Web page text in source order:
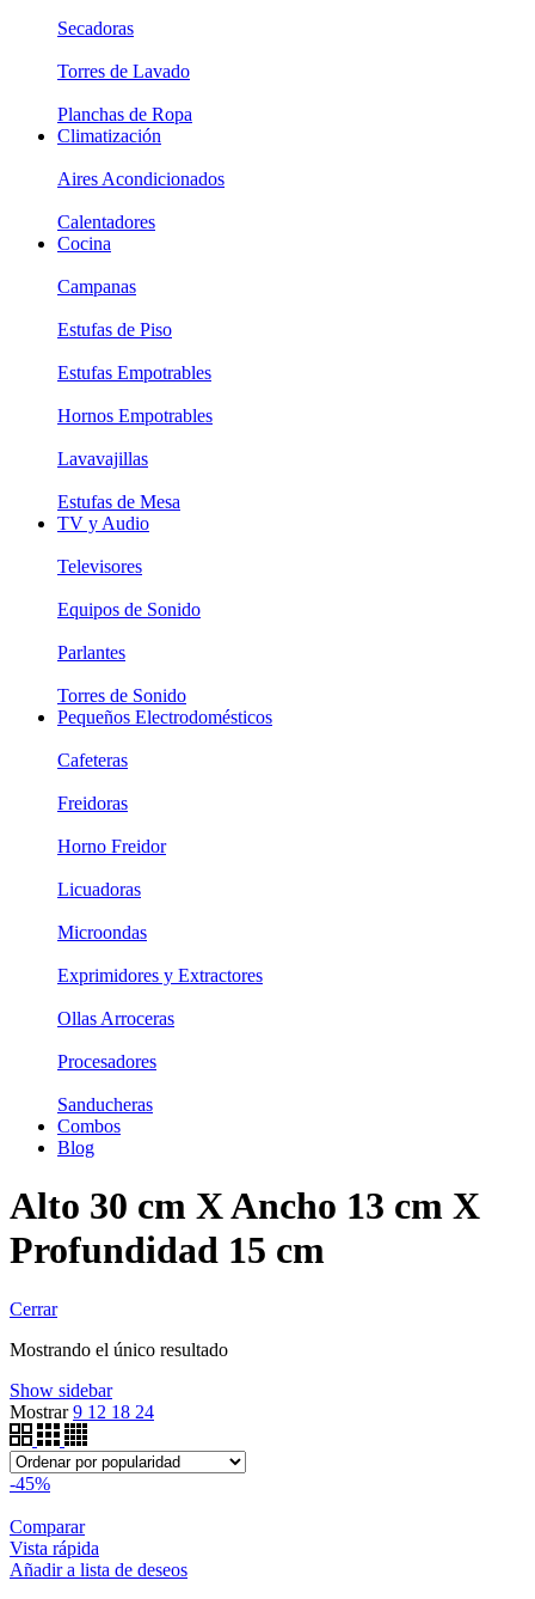
Secadoras
Torres de Lavado
Planchas de Ropa
Climatización
Aires Acondicionados
Calentadores
Cocina
Campanas
Estufas de Piso
Estufas Empotrables
Hornos Empotrables
Lavavajillas
Estufas de Mesa
TV y Audio
Televisores
Equipos de Sonido
Parlantes
Torres de Sonido
Pequeños Electrodomésticos
Cafeteras
Freidoras
Horno Freidor
Licuadoras
Microondas
Exprimidores y Extractores
Ollas Arroceras
Procesadores
Sanducheras
Combos
Blog
Alto 30 cm X Ancho 13 cm X
Profundidad 15 cm
Cerrar
Mostrando el único resultado
Show sidebar
Mostrar9 12 18 24
-45%
Comparar
Vista rápida
Añadir a lista de deseos